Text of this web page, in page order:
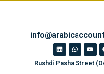
Rushdi Pasha Street